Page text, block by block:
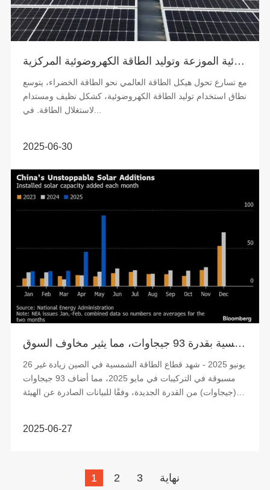
الفرق بين توليد الطاقة الكهروضوئية الموزعة وتوليد الطاقة الكهروضوئية المركزية
مع تسارع تحول هيكل الطاقة العالمي نحو الطاقة الخضراء، يتوسع
نطاق استخدام توليد الطاقة الكهروضوئية، كشكل نظيف ومستدام
لاستغلال الطاقة. في...
2025-06-30
ارتفاع كبير في الطاقة الشمسية في الصين: مايو يشهد تركيبات قياسية للطاقة الشمسية بقدرة 93 جيجاوات، مما يثير مخاوف السوق
26 يونيو 2025 - شهد قطاع الطاقة الشمسية في الصين زيادة غير
مسبوقة في التركيبات في مايو 2025، مما أضاف 93 جيجاوات
(جيجاوات) من القدرة الجديدة، وفقًا للبيانات الصادرة عن الهيئة
2025-06-27
1 2 3 نهاية